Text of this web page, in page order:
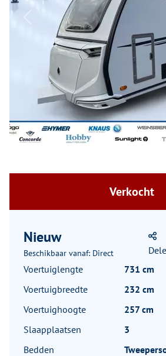
Previous
Verkocht
Nieuw
Beschikbaar vanaf: Direct
Voertuiglengte
731 cm
Voertuigbreedte
232 cm
Voertuighoogte
257 cm
Slaapplaatsen
3
Bedden